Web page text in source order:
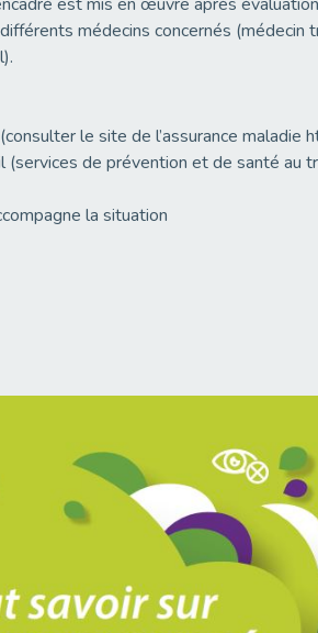
médecins concernés (médecin
(consulter le site de l’assurance
(services de prévention et de santé au
la situation